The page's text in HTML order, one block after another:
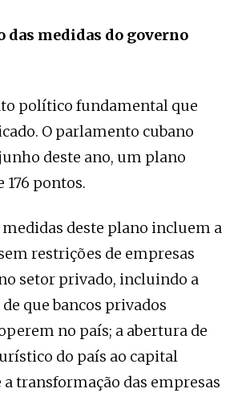
das medidas do governo
político fundamental que
O parlamento cubano
deste ano, um plano
176 pontos.
deste plano incluem a
restrições de empresas
setor privado, incluindo a
que bancos privados
no país; a abertura de
do país ao capital
a transformação das empresas